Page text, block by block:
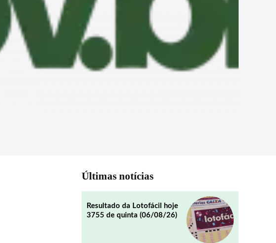
Últimas notícias
Resultado da Lotofácil hoje
3755 de quinta (06/08/26)